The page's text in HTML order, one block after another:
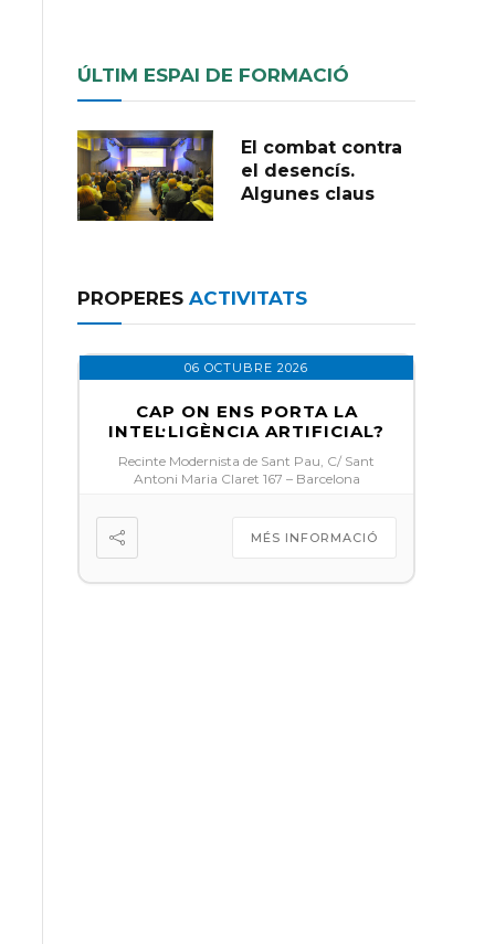
ÚLTIM ESPAI DE FORMACIÓ
El combat contra
el desencís.
Algunes claus
PROPERESACTIVITATS
06 OCTUBRE 2026
CAP ON ENS PORTA LA
INTEL·LIGÈNCIA ARTIFICIAL?
Recinte Modernista de Sant Pau, C/ Sant
Antoni Maria Claret 167 – Barcelona
MÉS INFORMACIÓ